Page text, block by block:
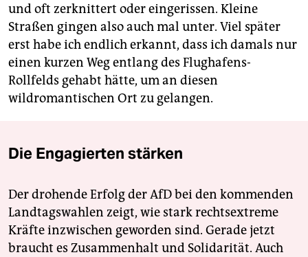
und oft zerknittert oder eingerissen. Kleine
Straßen gingen also auch mal unter. Viel später
erst habe ich endlich erkannt, dass ich damals nur
einen kurzen Weg entlang des Flughafens-
Rollfelds gehabt hätte, um an diesen
wildromantischen Ort zu gelangen.
Die Engagierten stärken
Der drohende Erfolg der AfD bei den kommenden
Landtagswahlen zeigt, wie stark rechtsextreme
Kräfte inzwischen geworden sind. Gerade jetzt
braucht es Zusammenhalt und Solidarität. Auch